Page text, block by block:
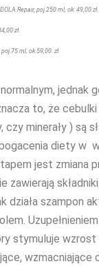
Repair, poj.250 ml, ok. 49,00 zł.
zł.
ml, ok.59,00. zł.
jednak
to, że cebulki
minerały ) są
diety w
jest zmiana
zawierają
działa szampon
stymuluje
wzmacniające